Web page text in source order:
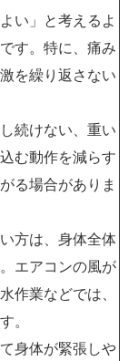
い」と考えるよ
す。特に、痛み
を繰り返さない
続けない、重い
む動作を減らす
る場合がありま
方は、身体全体
エアコンの風が
作業などでは、
。
身体が緊張しや